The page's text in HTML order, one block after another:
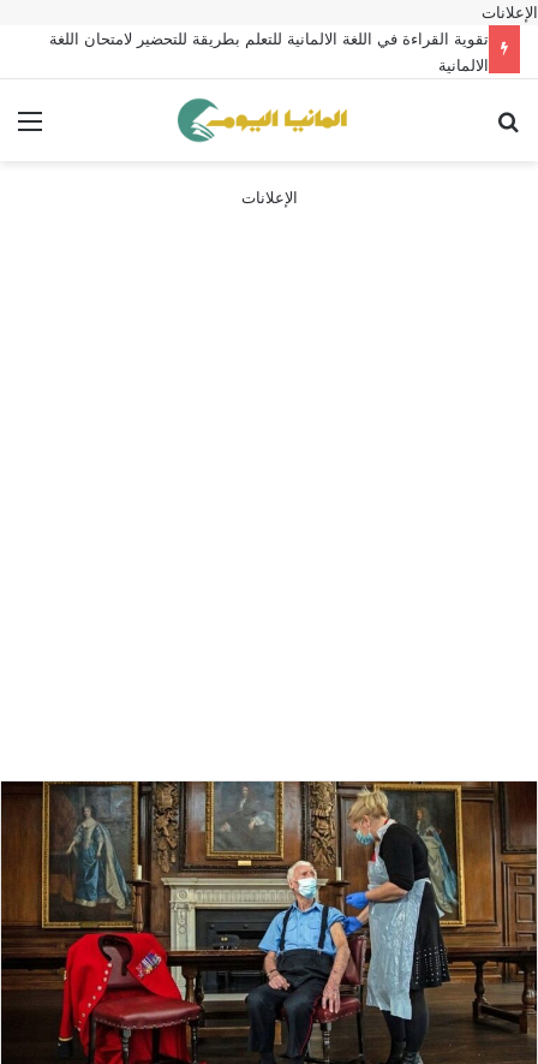
الإعلانات
تقوية القراءة في اللغة الالمانية للتعلم بطريقة للتحضير لامتحان اللغة
الالمانية
الإعلانات